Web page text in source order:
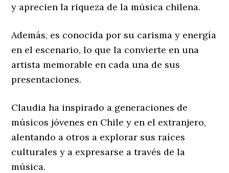
y aprecien la riqueza de la música chilena.
Además, es conocida por su carisma y energía
en el escenario, lo que la convierte en una
artista memorable en cada una de sus
presentaciones.
Claudia ha inspirado a generaciones de
músicos jóvenes en Chile y en el extranjero,
alentando a otros a explorar sus raíces
culturales y a expresarse a través de la
música.